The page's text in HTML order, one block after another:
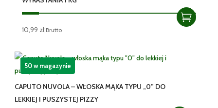
10,99 zł Brutto
CAPUTO NUVOLA – WŁOSKA MĄKA TYPU „0” DO
LEKKIEJ I PUSZYSTEJ PIZZY
50 w magazynie